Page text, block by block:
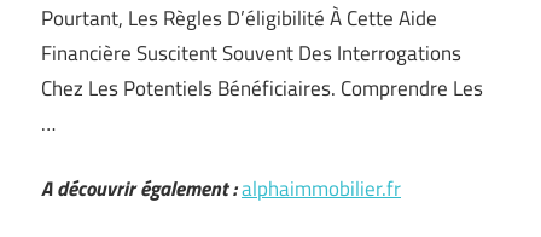
Pourtant, Les Règles D’éligibilité À Cette Aide
Financière Suscitent Souvent Des Interrogations
Chez Les Potentiels Bénéficiaires. Comprendre Les
…
A découvrir également :alphaimmobilier.fr